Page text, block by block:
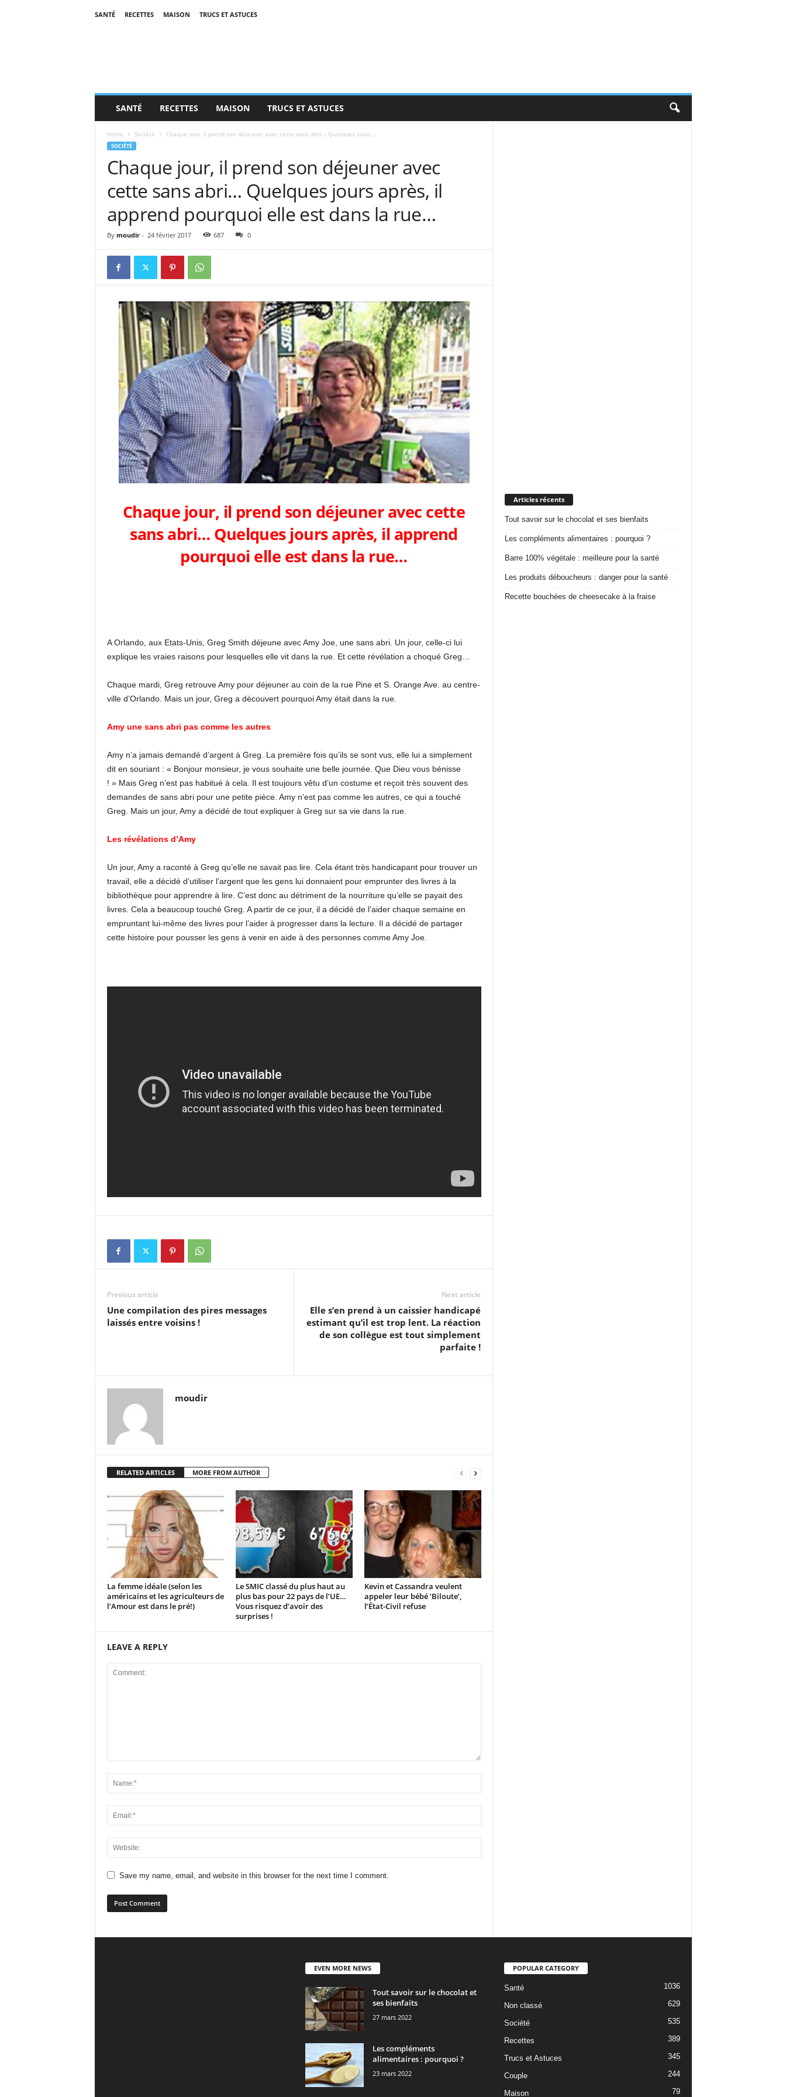
SANTÉ RECETTES MAISON TRUCS ET ASTUCES
SANTÉ RECETTES MAISON TRUCS ET ASTUCES
Home Société Chaque jour, il prend son déjeuner avec cette sans abri… Quelques jours...
SOCIÉTÉ
Chaque jour, il prend son déjeuner avec
cette sans abri… Quelques jours après, il
apprend pourquoi elle est dans la rue…
By moudir- 24 février 2017 687 0
Chaque jour, il prend son déjeuner avec cette
sans abri… Quelques jours après, il apprend
pourquoi elle est dans la rue…
A Orlando, aux Etats-Unis, Greg Smith déjeune avec Amy Joe, une sans abri. Un jour, celle-ci lui
explique les vraies raisons pour lesquelles elle vit dans la rue. Et cette révélation a choqué Greg…
Chaque mardi, Greg retrouve Amy pour déjeuner au coin de la rue Pine et S. Orange Ave. au centre-
ville d’Orlando. Mais un jour, Greg a découvert pourquoi Amy était dans la rue.
Amy une sans abri pas comme les autres
Amy n’a jamais demandé d’argent à Greg. La première fois qu’ils se sont vus, elle lui a simplement
dit en souriant : « Bonjour monsieur, je vous souhaite une belle journée. Que Dieu vous bénisse
! » Mais Greg n’est pas habitué à cela. Il est toujours vêtu d’un costume et reçoit très souvent des
demandes de sans abri pour une petite pièce. Amy n’est pas comme les autres, ce qui a touché
Greg. Mais un jour, Amy a décidé de tout expliquer à Greg sur sa vie dans la rue.
Les révélations d’Amy
Un jour, Amy a raconté à Greg qu’elle ne savait pas lire. Cela étant très handicapant pour trouver un
travail, elle a décidé d’utiliser l’argent que les gens lui donnaient pour emprunter des livres à la
bibliothèque pour apprendre à lire. C’est donc au détriment de la nourriture qu’elle se payait des
livres. Cela a beaucoup touché Greg. A partir de ce jour, il a décidé de l’aider chaque semaine en
empruntant lui-même des livres pour l’aider à progresser dans la lecture. Il a décidé de partager
cette histoire pour pousser les gens à venir en aide à des personnes comme Amy Joe.
Previous article
Une compilation des pires messages
laissés entre voisins !
Next article
Elle s’en prend à un caissier handicapé
estimant qu’il est trop lent. La réaction
de son collègue est tout simplement
parfaite !
moudir
RELATED ARTICLES MORE FROM AUTHOR
La femme idéale (selon les
américains et les agriculteurs de
l’Amour est dans le pré!)
Le SMIC classé du plus haut au
plus bas pour 22 pays de l’UE…
Vous risquez d’avoir des
surprises !
Kevin et Cassandra veulent
appeler leur bébé ‘Biloute’,
l’État-Civil refuse
LEAVE A REPLY
Save my name, email, and website in this browser for the next time I comment.
Articles récents
Tout savoir sur le chocolat et ses bienfaits
Les compléments alimentaires : pourquoi ?
Barre 100% végétale : meilleure pour la santé
Les produits déboucheurs : danger pour la santé
Recette bouchées de cheesecake à la fraise
EVEN MORE NEWS
Tout savoir sur le chocolat et
ses bienfaits
27 mars 2022
Les compléments
alimentaires : pourquoi ?
23 mars 2022
POPULAR CATEGORY
Santé 1036
Non classé 629
Société 535
Recettes 389
Trucs et Astuces 345
Couple 244
Maison 79